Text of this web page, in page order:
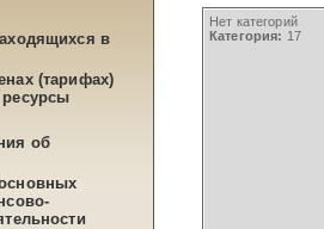
в
(тарифах)
об
Нет категорий
Категория: 17